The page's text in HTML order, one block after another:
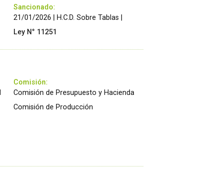
Sancionado:
21/01/2026 | H.C.D. Sobre Tablas |
Ley N° 11251
Comisión:
Comisión de Presupuesto y Hacienda
Comisión de Producción